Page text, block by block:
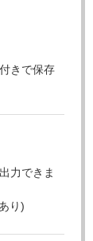
きで保存
力できま
り)